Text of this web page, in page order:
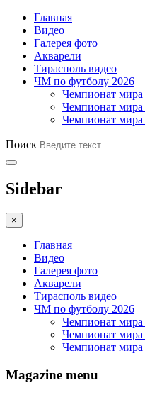
Главная
Видео
Галерея фото
Акварели
Тирасполь видео
ЧМ по футболу 2026
Чемпионат мира
Чемпионат мира
Чемпионат мира
Поиск
Sidebar
×
Главная
Видео
Галерея фото
Акварели
Тирасполь видео
ЧМ по футболу 2026
Чемпионат мира
Чемпионат мира
Чемпионат мира
Magazine menu